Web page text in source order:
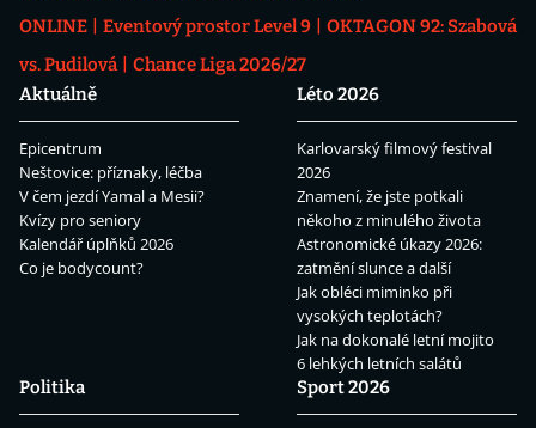
ONLINE
Eventový prostor Level 9
OKTAGON 92: Szabová
vs. Pudilová
Chance Liga 2026/27
Aktuálně
Epicentrum
Neštovice: příznaky, léčba
V čem jezdí Yamal a Mesii?
Kvízy pro seniory
Kalendář úplňků 2026
Co je bodycount?
Léto 2026
Karlovarský filmový festival
2026
Znamení, že jste potkali
někoho z minulého života
Astronomické úkazy 2026:
zatmění slunce a další
Jak obléci miminko při
vysokých teplotách?
Jak na dokonalé letní mojito
6 lehkých letních salátů
Politika
Sport 2026